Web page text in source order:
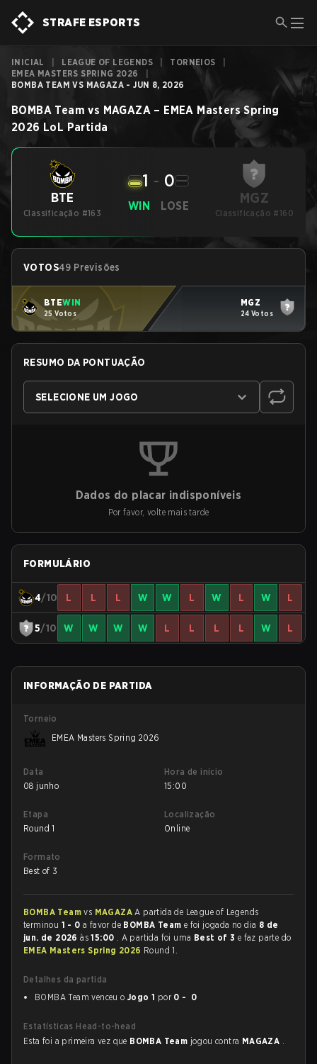
STRAFE ESPORTS
INICIAL LEAGUE OF LEGENDS TORNEIOS
EMEA MASTERS SPRING 2026
BOMBA TEAM VS MAGAZA - JUN 8, 2026
BOMBA Team vs MAGAZA – EMEA Masters Spring
2026 LoL Partida
BTE
Classificação #163
WIN
1 - 0
LOSE MGZ
Classificação #160
VOTOS49 Previsões
BTEWIN
25 Votos
MGZ
24 Votos
RESUMO DA PONTUAÇÃO
SELECIONE UM JOGO
Dados do placar indisponíveis
Por favor, volte mais tarde
FORMULÁRIO
4/10 L L L W W L W L W L
5/10 W W W W L L L L W L
INFORMAÇÃO DE PARTIDA
Torneio
EMEA Masters Spring 2026
Data
08 junho
Hora de início
15:00
Etapa
Round 1
Localização
Online
Formato
Best of 3
BOMBA Teamvs MAGAZAA partida de League of Legends
terminou 1 - 0 a favor de BOMBA Team e foi jogada no dia 8 de
jun. de 2026às15:00 . A partida foi uma Best of 3 e faz parte do
EMEA Masters Spring 2026 Round 1.
Detalhes da partida
BOMBA Team venceu o Jogo 1 por 0 - 0
Estatísticas Head-to-head
Esta foi a primeira vez que BOMBA Team jogou contra MAGAZA .